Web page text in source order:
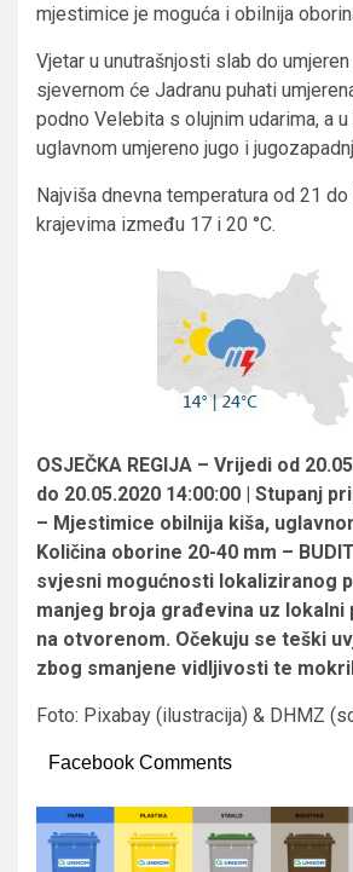
mjestimice je moguća i obilnija
Vjetar u unutrašnjosti slab do
sjevernom će Jadranu puhati
podno Velebita s olujnim udarima, a
uglavnom umjereno jugo i
Najviša dnevna temperatura od 21
krajevima između 17 i 20 °C.
OSJEČKA REGIJA – Vrijedi od
do 20.05.2020 14:00:00 | Stupanj
– Mjestimice obilnija kiša,
Količina oborine 20-40 mm –
svjesni mogućnosti lokaliziranog
manjeg broja građevina uz
na otvorenom. Očekuju se teški
zbog smanjene vidljivosti te
Foto: Pixabay (ilustracija) & DHMZ
Facebook Comments